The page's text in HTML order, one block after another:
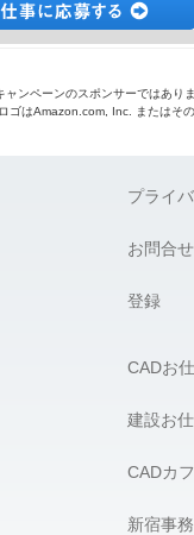
ャンペーンのスポンサーではあり
ゴはAmazon.com, Inc. またはそ
プライ
お問合せ
登録
CADお
建設お
CADカ
新宿事